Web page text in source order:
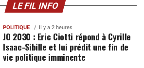
LE FIL INFO
POLITIQUE Il y a 2 heures
JO 2030 : Eric Ciotti répond à Cyrille
Isaac-Sibille et lui prédit une fin de
vie politique imminente